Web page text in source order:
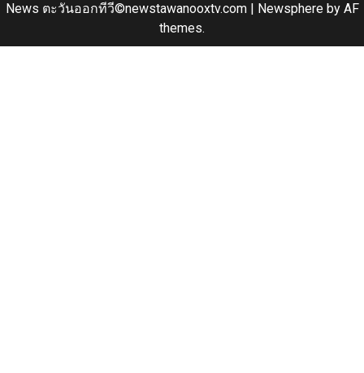
News ตะวันออกทีวี©newstawanooxtv.com | Newsphereby AF
themes.